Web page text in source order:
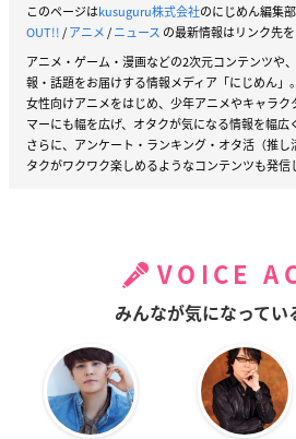
このページはkusuguru株式会社のにじめん編集
OUT!!/アニメ/ニュース の最新情報はリンク先を
アニメ・ゲーム・漫画などの2次元コンテンツや
報・話題をお届けする情報メディア「にじめん」。
女性向けアニメをはじめ、少年アニメやキャラ
マーにも幅を広げ、オタクが気になる情報を幅広
さらに、アンケート・ランキング・オタ活（推
タクがワクワク楽しめるようなコンテンツも発信
VOICE
みんなが気になってい